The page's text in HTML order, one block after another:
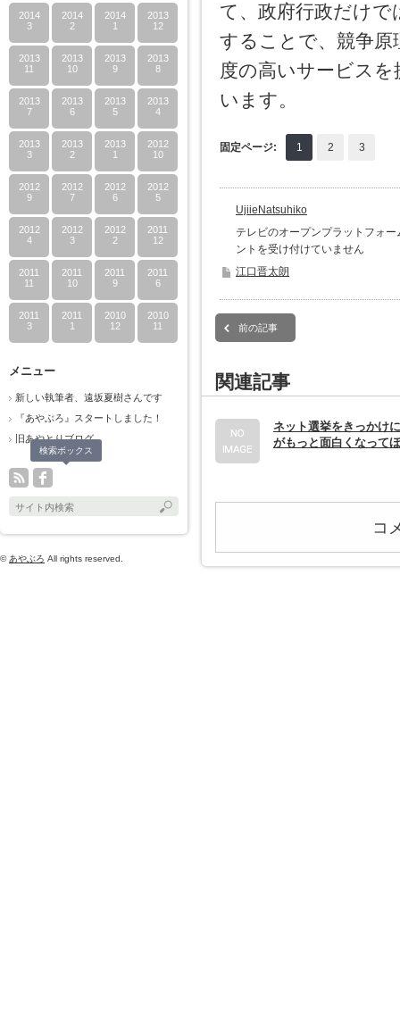
2014
3
2014
2
2014
1
2013
12
2013
11
2013
10
2013
9
2013
8
2013
7
2013
6
2013
5
2013
4
2013
3
2013
2
2013
1
2012
10
2012
9
2012
7
2012
6
2012
5
2012
4
2012
3
2012
2
2011
12
2011
11
2011
10
2011
9
2011
6
2011
3
2011
1
2010
12
2010
11
メニュー
新しい執筆者、遠坂夏樹さんです
『あやぶろ』スタートしました！
旧あやとりブログ
検索ボックス
© あやぶろ All rights reserved.
て、政府行政だけ
することで、競争
度の高いサービス
います。
固定ページ: 1 2 3
UjiieNatsuhiko
テレビのオープンプラットフォ
ントを受け付けていません
江口晋太朗
前の記事
関連記事
ネット選挙をきっかけ
がもっと面白くなって
コ